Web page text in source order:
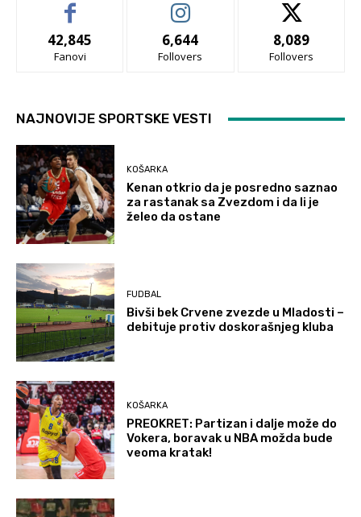
42,845
Fanovi
6,644
Follovers
8,089
Follovers
NAJNOVIJE SPORTSKE VESTI
KOŠARKA
Kenan otkrio da je posredno saznao
za rastanak sa Zvezdom i da li je
želeo da ostane
FUDBAL
Bivši bek Crvene zvezde u Mladosti –
debituje protiv doskorašnjeg kluba
KOŠARKA
PREOKRET: Partizan i dalje može do
Vokera, boravak u NBA možda bude
veoma kratak!